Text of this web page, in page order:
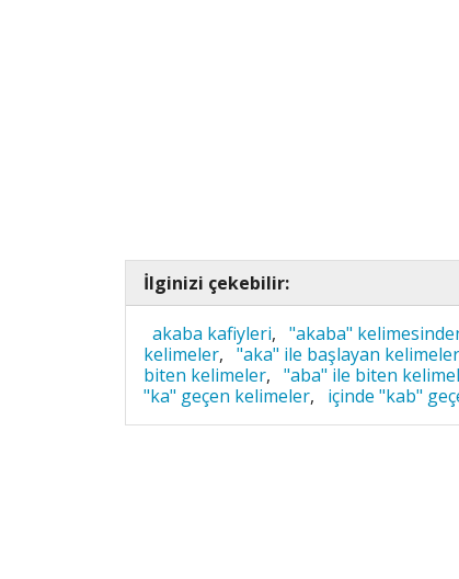
İlginizi çekebilir:
akaba kafiyleri, "akaba"
kelimeler, "aka" ile başlayan kelimeler
biten kelimeler, "aba" ile biten
"ka" geçen kelimeler, içinde "kab"